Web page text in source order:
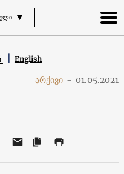
English
არქივი - 01.05.2021